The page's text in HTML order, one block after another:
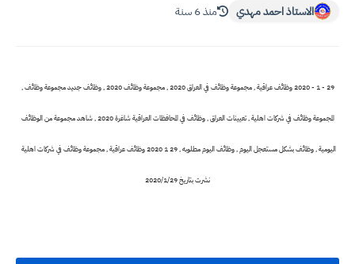
الاستاذ احمد مهدي منذ 6 سنة
29 - 1 - 2020 وظائف عراقية , مجموعة وظائف في العراق 2020 , مجموعة وظائف 2020 , وظائف جديد مجموعة وظائف ,
المجموعة وظائف في شركات اهلية , تعيينات العراق , وظائف في المحافظات العراقية شاغرة 2020 , شاهد مجموعة من الوظائف
اليومية , وظائف بشكل مستعجل اليوم , وظائف اليوم مطلوبه , 29 1 2020 وظائف عراقية , مجموعة وظائف في شركات اهلية
نشرت بتاريخ 2020/1/29